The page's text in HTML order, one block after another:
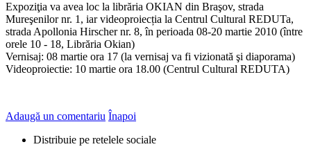
Expoziţia va avea loc la librăria OKIAN din Braşov, strada
Mureşenilor nr. 1, iar videoproiecția la Centrul Cultural REDUTa,
strada Apollonia Hirscher nr. 8, în perioada 08-20 martie 2010 (între
orele 10 - 18, Librăria Okian)
Vernisaj: 08 martie ora 17 (la vernisaj va fi vizionată şi diaporama)
Videoproiectie: 10 martie ora 18.00 (Centrul Cultural REDUTA)
Adaugă un comentariu Înapoi
Distribuie pe retelele sociale